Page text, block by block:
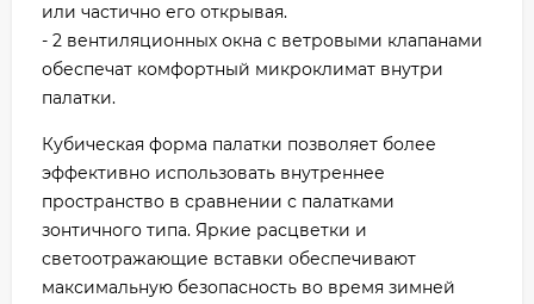
или частично его открывая.
- 2 вентиляционных окна с ветровыми клапанами
обеспечат комфортный микроклимат внутри
палатки.
Кубическая форма палатки позволяет более
эффективно использовать внутреннее
пространство в сравнении с палатками
зонтичного типа. Яркие расцветки и
светоотражающие вставки обеспечивают
максимальную безопасность во время зимней